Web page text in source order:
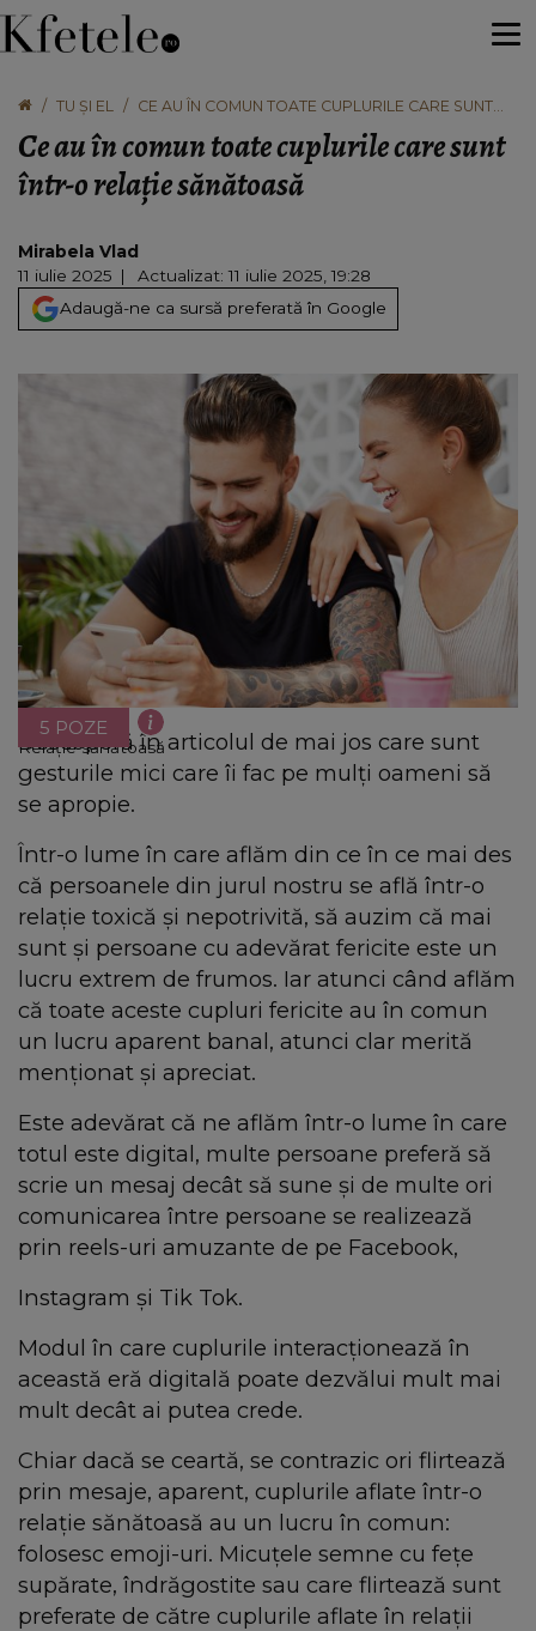
TU ȘI EL
CE AU ÎN COMUN TOATE CUPLURILE CARE SUNT
Ce au în comun toate cuplurile care sunt
într-o relație sănătoasă
Mirabela Vlad
11 iulie 2025
Actualizat: 11 iulie 2025, 19:28
Adaugă-ne ca sursă preferată în Google
Relație sănătoasă
5 POZE
Descoperă în articolul de mai jos care sunt
gesturile mici care îi fac pe mulți oameni să
se apropie.
Într-o lume în care aflăm din ce în ce mai des
că persoanele din jurul nostru se află într-o
relație toxică și nepotrivită, să auzim că mai
sunt și persoane cu adevărat fericite este un
lucru extrem de frumos. Iar atunci când aflăm
că toate aceste cupluri fericite au în comun
un lucru aparent banal, atunci clar merită
menționat și apreciat.
Este adevărat că ne aflăm într-o lume în care
totul este digital, multe persoane preferă să
scrie un mesaj decât să sune și de multe ori
comunicarea între persoane se realizează
prin reels-uri amuzante de pe Facebook,
Instagram și Tik Tok.
Modul în care cuplurile interacționează în
această eră digitală poate dezvălui mult mai
mult decât ai putea crede.
Chiar dacă se ceartă, se contrazic ori flirtează
prin mesaje, aparent, cuplurile aflate într-o
relație sănătoasă au un lucru în comun:
folosesc emoji-uri. Micuțele semne cu fețe
supărate, îndrăgostite sau care flirtează sunt
preferate de către cuplurile aflate în relații